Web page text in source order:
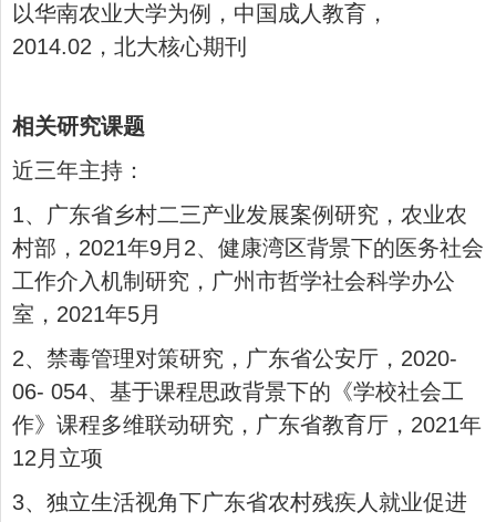
以华南农业大学为例，中国成人教育，
2014.02，北大核心期刊
相关研究课题
近三年主持：
1、广东省乡村二三产业发展案例研究，农业农
村部，2021年9月2、健康湾区背景下的医务社会
工作介入机制研究，广州市哲学社会科学办公
室，2021年5月
2、禁毒管理对策研究，广东省公安厅，2020-
06- 054、基于课程思政背景下的《学校社会工
作》课程多维联动研究，广东省教育厅，2021年
12月立项
3、独立生活视角下广东省农村残疾人就业促进